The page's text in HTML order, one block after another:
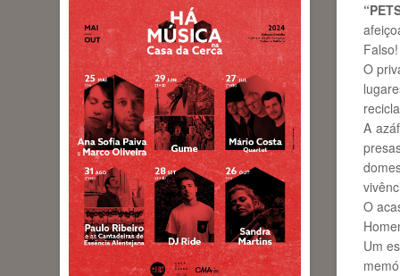
O
A
O
Um